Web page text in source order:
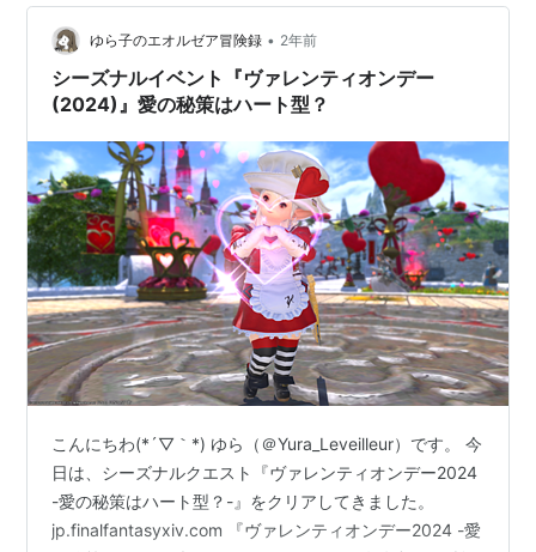
ゆら子のエオルゼア冒険録 • 2年前
シーズナルイベント『ヴァレンティオンデー
(2024)』愛の秘策はハート型？
こんにちわ(*´▽｀*) ゆら（＠Yura_Leveilleur）です。 今
日は、シーズナルクエスト『ヴァレンティオンデー2024
-愛の秘策はハート型？-』をクリアしてきました。
jp.finalfantasyxiv.com 『ヴァレンティオンデー2024 -愛